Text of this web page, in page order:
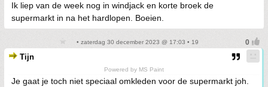
Ik liep van de week nog in windjack en korte broek de
supermarkt in na het hardlopen. Boeien.
• zaterdag 30 december 2023 @ 17:03 • 19
Tijn
Powered by MS Paint
Je gaat je toch niet speciaal omkleden voor de supermarkt joh.